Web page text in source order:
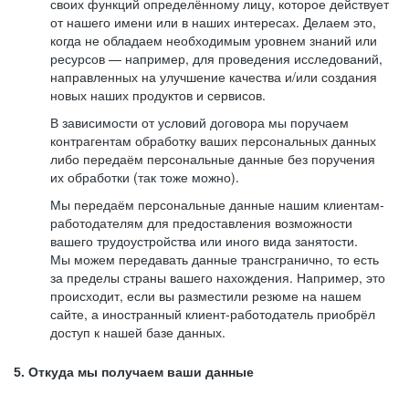
своих функций определённому лицу, которое действует
от нашего имени или в наших интересах. Делаем это,
когда не обладаем необходимым уровнем знаний или
ресурсов — например, для проведения исследований,
направленных на улучшение качества и/или создания
новых наших продуктов и сервисов.
В зависимости от условий договора мы поручаем
контрагентам обработку ваших персональных данных
либо передаём персональные данные без поручения
их обработки (так тоже можно).
Мы передаём персональные данные нашим клиентам-
работодателям для предоставления возможности
вашего трудоустройства или иного вида занятости.
Мы можем передавать данные трансгранично, то есть
за пределы страны вашего нахождения. Например, это
происходит, если вы разместили резюме на нашем
сайте, а иностранный клиент-работодатель приобрёл
доступ к нашей базе данных.
5. Откуда мы получаем ваши данные